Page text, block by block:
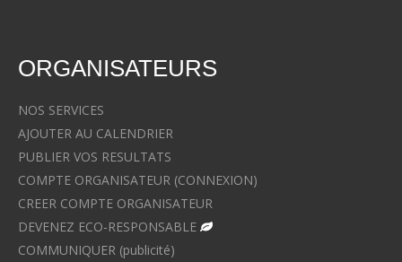
ORGANISATEURS
NOS SERVICES
AJOUTER AU CALENDRIER
PUBLIER VOS RESULTATS
COMPTE ORGANISATEUR (CONNEXION)
CREER COMPTE ORGANISATEUR
DEVENEZ ECO-RESPONSABLE
COMMUNIQUER (publicité)